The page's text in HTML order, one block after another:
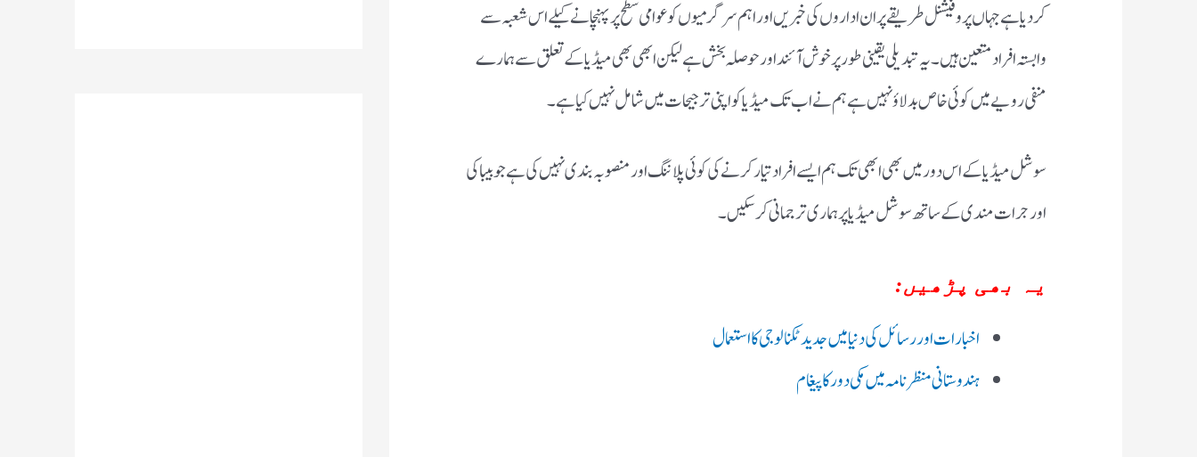
کردیاہے جہاں پروفیشنل طریقے پر ان اداروں کی خبریں اور اہم سرگرمیوں کو عوامی سطح پر پہنچانے کیلے اس شعبہ سے
وابستہ افراد متعین ہیں۔یہ تبدیلی یقینی طورپر خوش آئند اور حوصلہ بخش ہے لیکن ابھی بھی میڈیا کے تعلق سے ہمارے
منفی رویے میں کوئی خاص بدلاؤ نہیں ہے ہم نے اب تک میڈیا کو اپنی ترجیحات میں شامل نہیں کیاہے۔
سوشل میڈیا کے اس دور میں بھی ابھی تک ہم ایسے افراد تیار کرنے کی کوئی پلاننگ اور منصوبہ بندی نہیں کی ہے جو بیباکی
اور جرات مندی کے ساتھ سوشل میڈیا پر ہماری ترجمانی کرسکیں۔
یہ بھی پڑھیں:
اخبارات اور رسائل کی دنیا میں جدید ٹکنالوجی کا استعمال
ہندوستانی منظرنامہ میں مکی دور کا پیغام